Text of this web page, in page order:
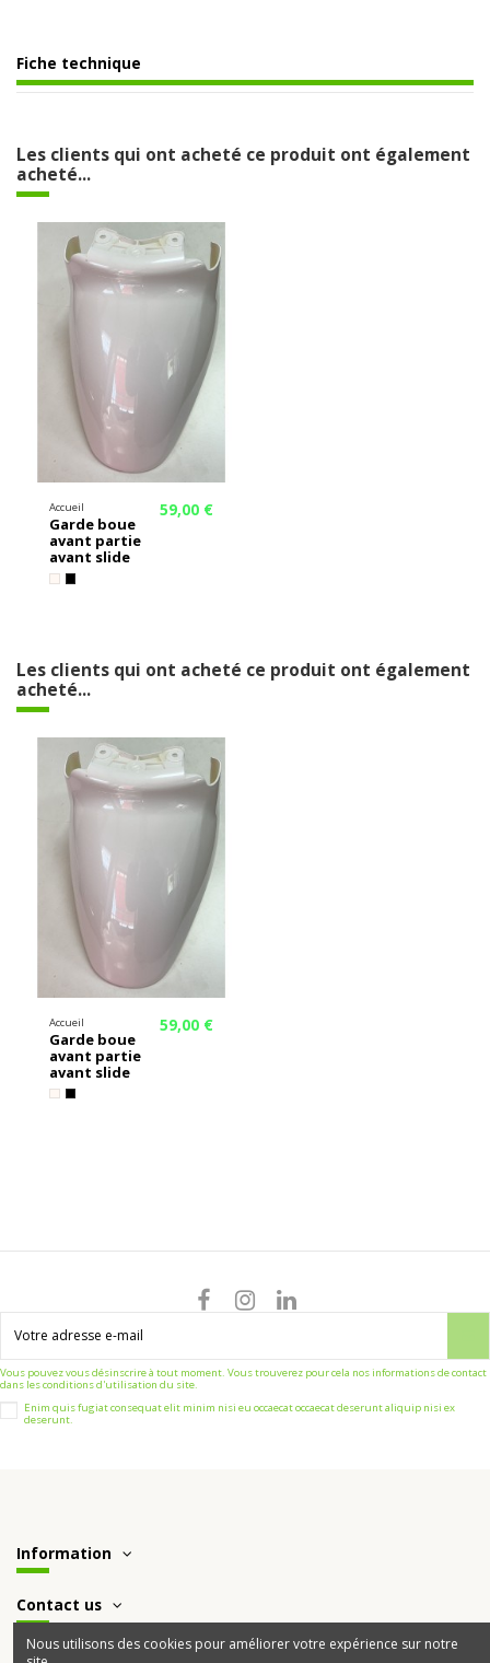
Fiche technique
Les clients qui ont acheté ce produit ont également
acheté...
Accueil
Garde boue
avant partie
avant slide
59,00 €
Les clients qui ont acheté ce produit ont également
acheté...
Accueil
Garde boue
avant partie
avant slide
59,00 €
Vous pouvez vous désinscrire à tout moment. Vous trouverez pour cela nos informations de contact
dans les conditions d'utilisation du site.
Enim quis fugiat consequat elit minim nisi eu occaecat occaecat deserunt aliquip nisi ex
deserunt.
Information
Contact us
Nous utilisons des cookies pour améliorer votre expérience sur notre